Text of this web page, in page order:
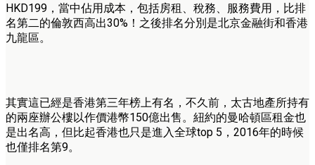
HKD199，當中佔用成本，包括房租、稅務、服務費用，比排
名第二的倫敦西高出30%！之後排名分別是北京金融街和香港
九龍區。
其實這已經是香港第三年榜上有名，不久前，太古地產所持有
的兩座辦公樓以作價港幣150億出售。紐約的曼哈頓區租金也
是出名高，但比起香港也只是進入全球top 5，2016年的時候
也僅排名第9。